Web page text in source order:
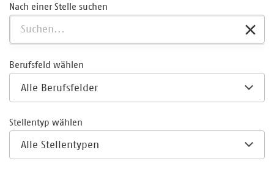
Nach einer Stelle suchen
Berufsfeld wählen
Stellentyp wählen